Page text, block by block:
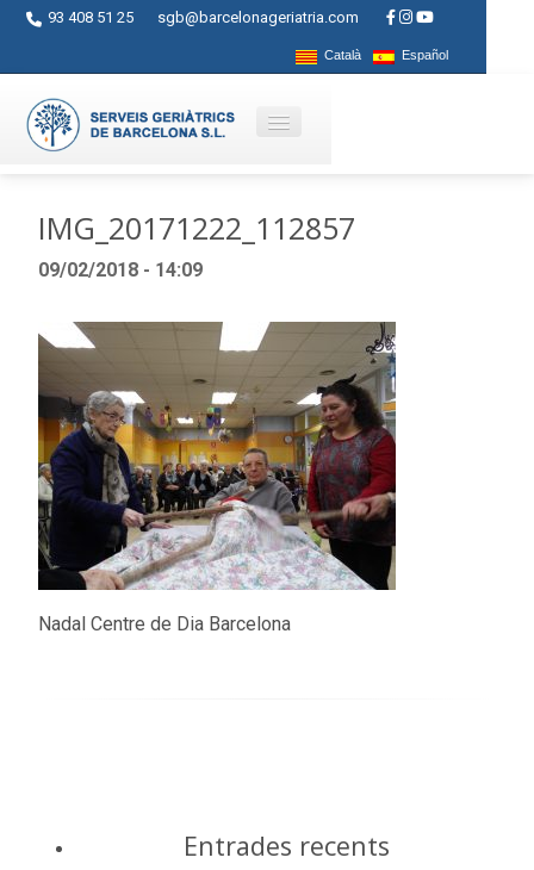
93 408 51 25 sgb@barcelonageriatria.com
Català Español
Serveis
Centres
Ajuts
Contacte
Blog
IMG_20171222_112857
09/02/2018 - 14:09
Nadal Centre de Dia Barcelona
Entrades recents